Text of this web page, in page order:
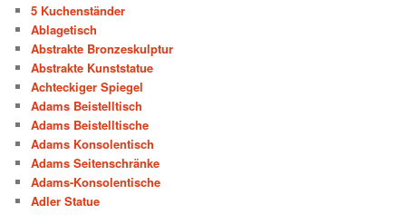
5 Kuchenständer
Ablagetisch
Abstrakte Bronzeskulptur
Abstrakte Kunststatue
Achteckiger Spiegel
Adams Beistelltisch
Adams Beistelltische
Adams Konsolentisch
Adams Seitenschränke
Adams-Konsolentische
Adler Statue